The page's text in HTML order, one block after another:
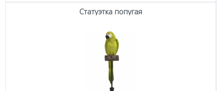
Статуэтка попугая